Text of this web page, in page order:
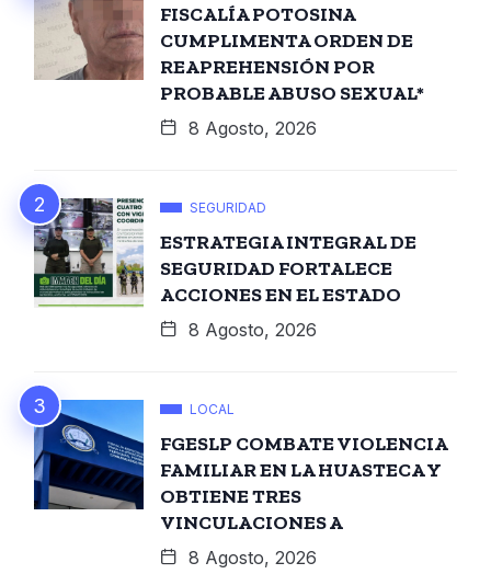
FISCALÍA POTOSINA
CUMPLIMENTA ORDEN DE
REAPREHENSIÓN POR
PROBABLE ABUSO SEXUAL*
8 Agosto, 2026
SEGURIDAD
ESTRATEGIA INTEGRAL DE
SEGURIDAD FORTALECE
ACCIONES EN EL ESTADO
8 Agosto, 2026
LOCAL
FGESLP COMBATE VIOLENCIA
FAMILIAR EN LA HUASTECA Y
OBTIENE TRES
VINCULACIONES A
8 Agosto, 2026